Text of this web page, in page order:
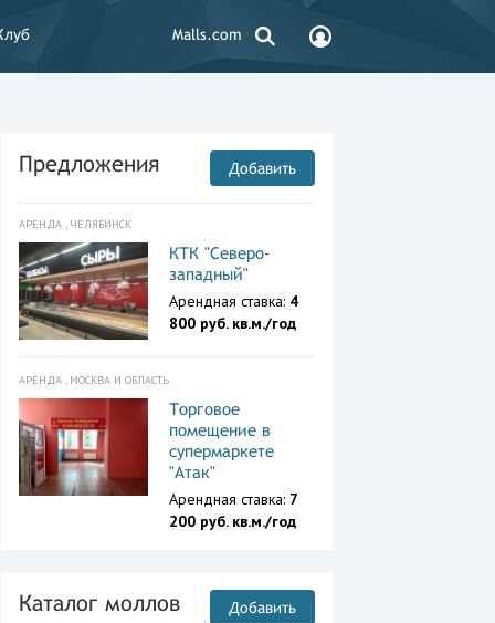
Malls.com
Предложения Добавить
АРЕНДА , ЧЕЛЯБИНСК
КТК "Северо-
западный"
Арендная ставка: 4
800 руб. кв.м./год
АРЕНДА , МОСКВА И ОБЛАСТЬ
Торговое
помещение в
супермаркете
"Атак"
Арендная ставка: 7
200 руб. кв.м./год
Каталог моллов Добавить